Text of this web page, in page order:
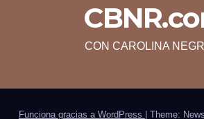
CON CAROLINA
Funciona gracias a WordPress Theme: